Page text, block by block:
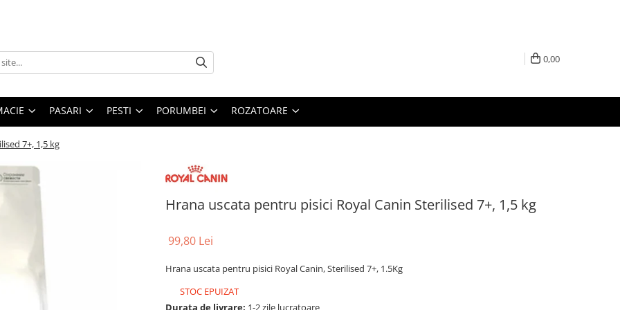
0,00
PASARI PESTI PORUMBEI ROZATOARE
7+, 1,5 kg
Hrana uscata pentru pisici Royal Canin Sterilised 7+, 1,5 kg
99,80 Lei
Hrana uscata pentru pisici Royal Canin, Sterilised 7+, 1.5Kg
STOC EPUIZAT
Durata de livrare: 1-2 zile lucratoare